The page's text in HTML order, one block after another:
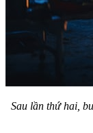
Sau lần thứ hai,